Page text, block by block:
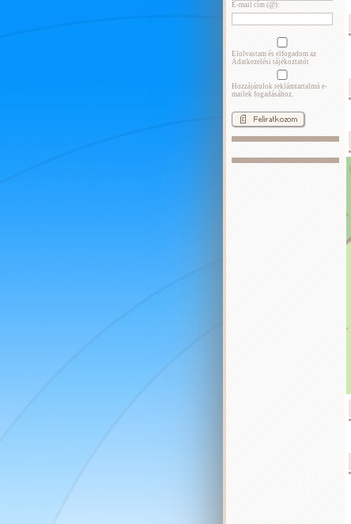
E-mail cím (@):
Elolvastam és elfogadom az
Adatkezelési tájékoztatót
Hozzájárulok reklámtartalmú e-
mailek fogadásához.